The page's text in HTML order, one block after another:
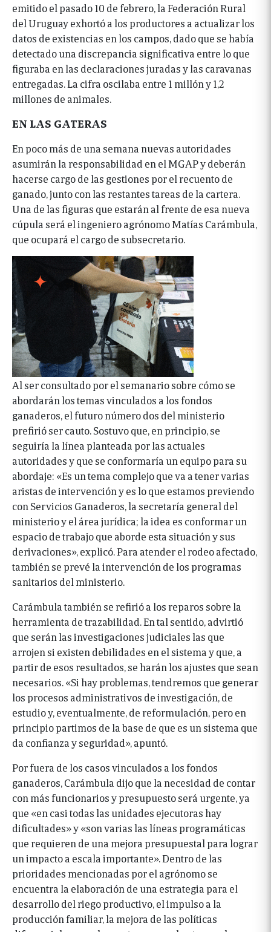
emitido el pasado 10 de febrero, la Federación Rural
del Uruguay exhortó a los productores a actualizar los
datos de existencias en los campos, dado que se había
detectado una discrepancia significativa entre lo que
figuraba en las declaraciones juradas y las caravanas
entregadas. La cifra oscilaba entre 1 millón y 1,2
millones de animales.
EN LAS GATERAS
En poco más de una semana nuevas autoridades
asumirán la responsabilidad en el MGAP y deberán
hacerse cargo de las gestiones por el recuento de
ganado, junto con las restantes tareas de la cartera.
Una de las figuras que estarán al frente de esa nueva
cúpula será el ingeniero agrónomo Matías Carámbula,
que ocupará el cargo de subsecretario.
Al ser consultado por el semanario sobre cómo se
abordarán los temas vinculados a los fondos
ganaderos, el futuro número dos del ministerio
prefirió ser cauto. Sostuvo que, en principio, se
seguiría la línea planteada por las actuales
autoridades y que se conformaría un equipo para su
abordaje: «Es un tema complejo que va a tener varias
aristas de intervención y es lo que estamos previendo
con Servicios Ganaderos, la secretaría general del
ministerio y el área jurídica; la idea es conformar un
espacio de trabajo que aborde esta situación y sus
derivaciones», explicó. Para atender el rodeo afectado,
también se prevé la intervención de los programas
sanitarios del ministerio.
Carámbula también se refirió a los reparos sobre la
herramienta de trazabilidad. En tal sentido, advirtió
que serán las investigaciones judiciales las que
arrojen si existen debilidades en el sistema y que, a
partir de esos resultados, se harán los ajustes que sean
necesarios. «Si hay problemas, tendremos que generar
los procesos administrativos de investigación, de
estudio y, eventualmente, de reformulación, pero en
principio partimos de la base de que es un sistema que
da confianza y seguridad», apuntó.
Por fuera de los casos vinculados a los fondos
ganaderos, Carámbula dijo que la necesidad de contar
con más funcionarios y presupuesto será urgente, ya
que «en casi todas las unidades ejecutoras hay
dificultades» y «son varias las líneas programáticas
que requieren de una mejora presupuestal para lograr
un impacto a escala importante». Dentro de las
prioridades mencionadas por el agrónomo se
encuentra la elaboración de una estrategia para el
desarrollo del riego productivo, el impulso a la
producción familiar, la mejora de las políticas